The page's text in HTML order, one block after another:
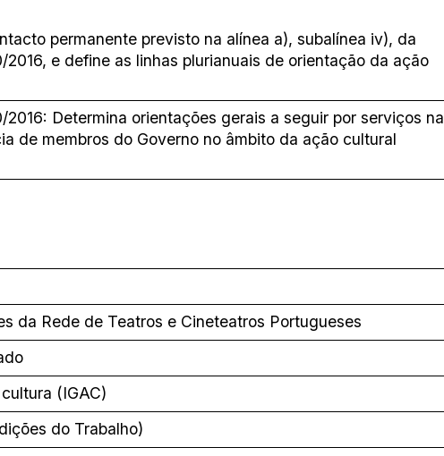
permanente previsto na alínea a), subalínea iv), da
e define as linhas plurianuais de orientação da ação
Determina orientações gerais a seguir por serviços na
de membros do Governo no âmbito da ação cultural
da Rede de Teatros e Cineteatros Portugueses
(IGAC)
do Trabalho)